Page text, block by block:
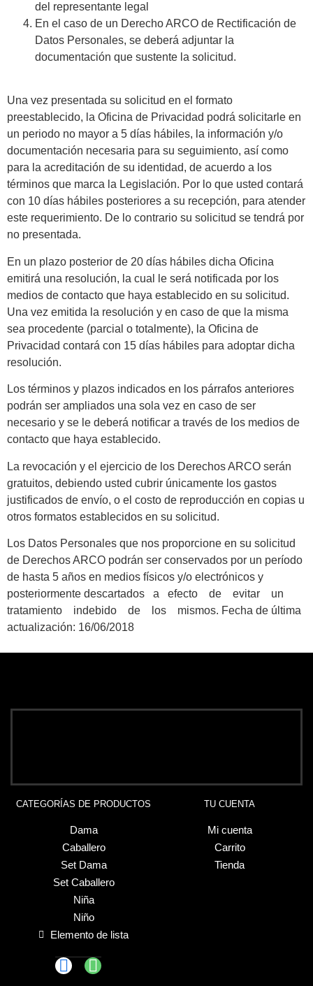
del representante legal
En el caso de un Derecho ARCO de Rectificación de
Datos Personales, se deberá adjuntar la
documentación que sustente la solicitud.
Una vez presentada su solicitud en el formato
preestablecido, la Oficina de Privacidad podrá solicitarle en
un periodo no mayor a 5 días hábiles, la información y/o
documentación necesaria para su seguimiento, así como
para la acreditación de su identidad, de acuerdo a los
términos que marca la Legislación. Por lo que usted contará
con 10 días hábiles posteriores a su recepción, para atender
este requerimiento. De lo contrario su solicitud se tendrá por
no presentada.
En un plazo posterior de 20 días hábiles dicha Oficina
emitirá una resolución, la cual le será notificada por los
medios de contacto que haya establecido en su solicitud.
Una vez emitida la resolución y en caso de que la misma
sea procedente (parcial o totalmente), la Oficina de
Privacidad contará con 15 días hábiles para adoptar dicha
resolución.
Los términos y plazos indicados en los párrafos anteriores
podrán ser ampliados una sola vez en caso de ser
necesario y se le deberá notificar a través de los medios de
contacto que haya establecido.
La revocación y el ejercicio de los Derechos ARCO serán
gratuitos, debiendo usted cubrir únicamente los gastos
justificados de envío, o el costo de reproducción en copias u
otros formatos establecidos en su solicitud.
Los Datos Personales que nos proporcione en su solicitud
de Derechos ARCO podrán ser conservados por un período
de hasta 5 años en medios físicos y/o electrónicos y
posteriormente descartados a efecto de evitar un
tratamiento indebido de los mismos. Fecha de última
actualización: 16/06/2018
CATEGORÍAS DE PRODUCTOS
Dama
Caballero
Set Dama
Set Caballero
Niña
Niño
Elemento de lista
TU CUENTA
Mi cuenta
Carrito
Tienda